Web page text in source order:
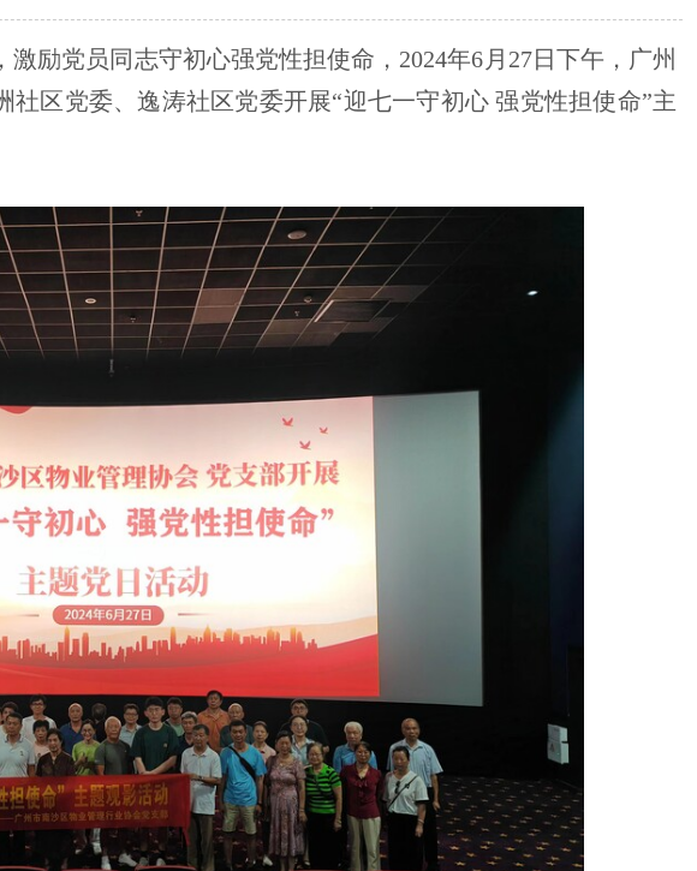
励党员同志守初心强党性担使命，2024年6月27日下午，广州
区党委、逸涛社区党委开展“迎七一守初心 强党性担使命”主